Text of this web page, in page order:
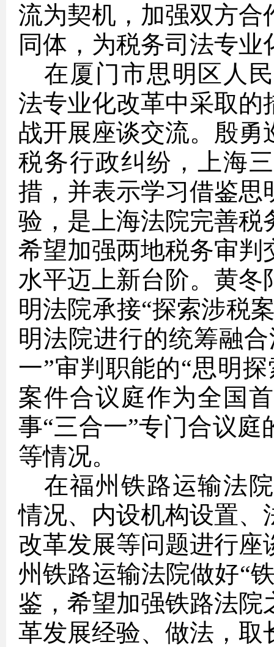
流为契机，加强双方合
同体，为税务司法专
在厦门市思明区人
法专业化改革中采取的
战开展座谈交流。 殷勇
税务行政纠纷，上海
措，并表示学习借鉴思
验，是上海法院完善税
希望加强两地税务审
水平迈上新台阶。 黄冬
明法院承接“探索涉税
明法院进行的统筹融
一”审判职能的“思明探
案件合议庭作为全国
事“三合一”专门合议
等情况。
在福州铁路运输法
情况、内设机构设置、
改革发展等问题进行座
州铁路运输法院做好“
鉴，希望加强铁路法
革发展经验、做法，取